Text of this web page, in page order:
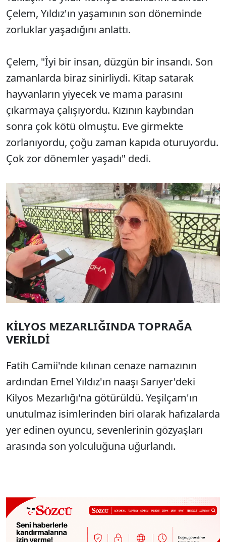
Çelem, Yıldız'ın yaşamının son döneminde
zorluklar yaşadığını anlattı.
Çelem, "İyi bir insan, düzgün bir insandı. Son
zamanlarda biraz sinirliydi. Kitap satarak
hayvanların yiyecek ve mama parasını
çıkarmaya çalışıyordu. Kızının kaybından
sonra çok kötü olmuştu. Eve girmekte
zorlanıyordu, çoğu zaman kapıda oturuyordu.
Çok zor dönemler yaşadı" dedi.
KİLYOS MEZARLIĞINDA TOPRAĞA
VERİLDİ
Fatih Camii'nde kılınan cenaze namazının
ardından Emel Yıldız'ın naaşı Sarıyer'deki
Kilyos Mezarlığı'na götürüldü. Yeşilçam'ın
unutulmaz isimlerinden biri olarak hafızalarda
yer edinen oyuncu, sevenlerinin gözyaşları
arasında son yolculuğuna uğurlandı.